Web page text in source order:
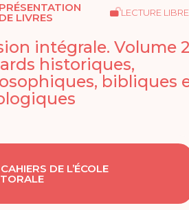
PRÉSENTATION
DE LIVRES LECTURE LIBRE
intégrale. Volume 2
historiques,
bibliques
DE L’ÉCOLE